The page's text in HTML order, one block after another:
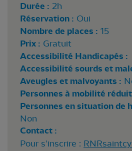
Durée : 2h
Réservation : Oui
Nombre de places : 15
Prix : Gratuit
Accessibilité Handicapés :
Accessibilité sourds et
Aveugles et malvoyants :
Personnes à mobilité
Personnes en situation de
Non
Contact :
Pour s'inscrire :